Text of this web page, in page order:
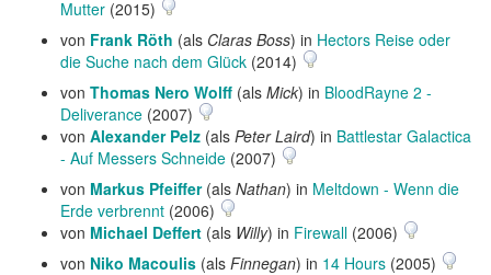
Mutter (2015)
von Frank Röth (als Claras Boss) in Hectors Reise oder
die Suche nach dem Glück (2014)
von Thomas Nero Wolff (als Mick) in BloodRayne 2 -
Deliverance (2007)
von Alexander Pelz (als Peter Laird) in Battlestar Galactica
- Auf Messers Schneide (2007)
von Markus Pfeiffer(als Nathan) in Meltdown - Wenn die
Erde verbrennt (2006)
von Michael Deffert (als Willy) in Firewall (2006)
von Niko Macoulis (als Finnegan) in 14 Hours (2005)